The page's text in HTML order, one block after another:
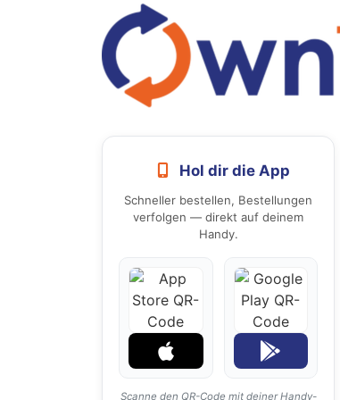
Hol dir die App
Schneller bestellen, Bestellungen
verfolgen — direkt auf deinem
Handy.
Scanne den QR-Code mit deiner Handy-